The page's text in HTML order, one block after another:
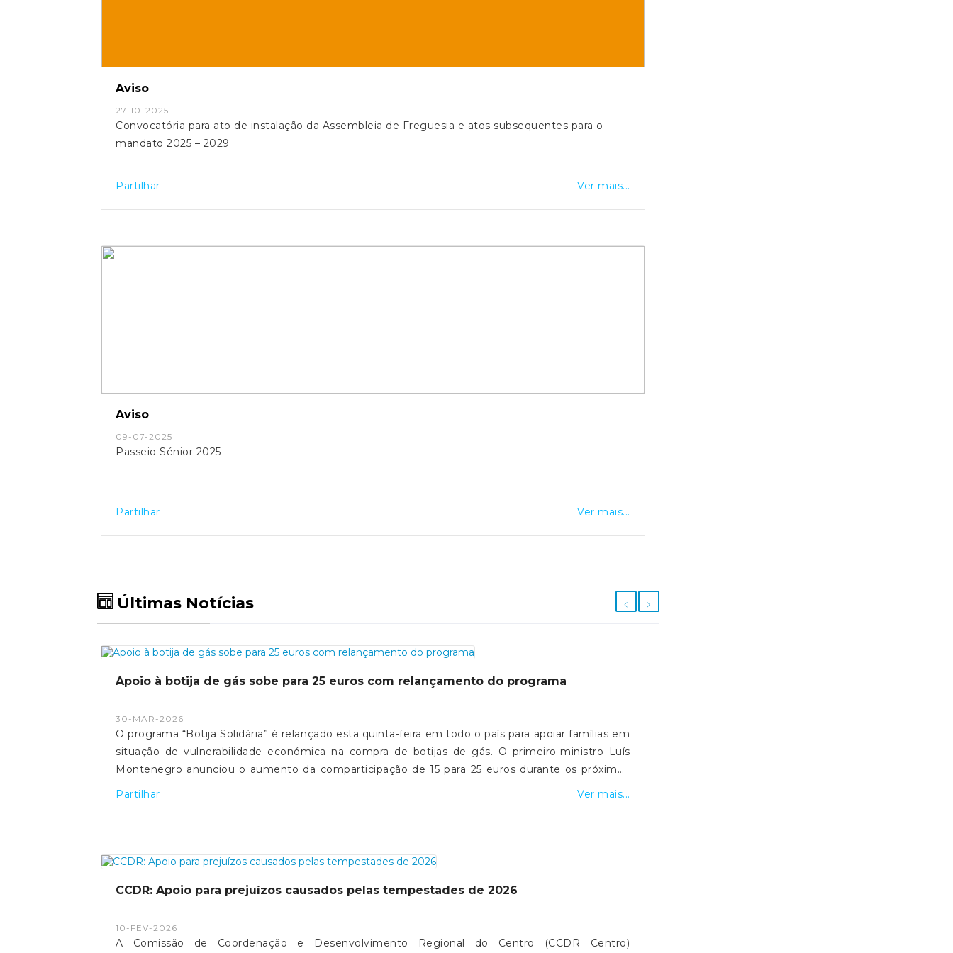
Aviso
27-10-2025
Convocatória para ato de instalação da Assembleia de Freguesia e atos subsequentes para o
mandato 2025 – 2029
Partilhar Ver mais...
Aviso
09-07-2025
Passeio Sénior 2025
Partilhar Ver mais...
Últimas Notícias
Apoio à botija de gás sobe para 25 euros com relançamento do programa
30-MAR-2026
O programa “Botija Solidária” é relançado esta quinta-feira em todo o país para apoiar famílias em
situação de vulnerabilidade económica na compra de botijas de gás. O primeiro-ministro Luís
Montenegro anunciou o aumento da comparticipação de 15 para 25 euros durante os próximos
três meses, justificando a medida com o impacto da guerra no Médio Oriente.
Partilhar Ver mais...
CCDR: Apoio para prejuízos causados pelas tempestades de 2026
10-FEV-2026
A Comissão de Coordenação e Desenvolvimento Regional do Centro (CCDR Centro)